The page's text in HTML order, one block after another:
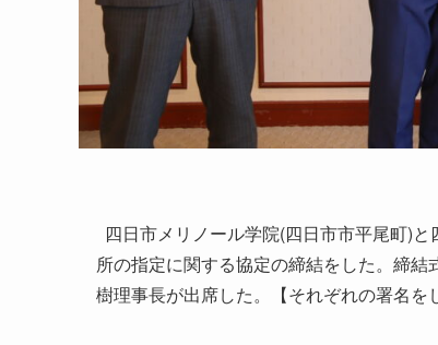
四日市メリノール学院(四日市市平尾町)
所の指定に関する協定の締結をした。締
樹理事長が出席した。【それぞれの署名を